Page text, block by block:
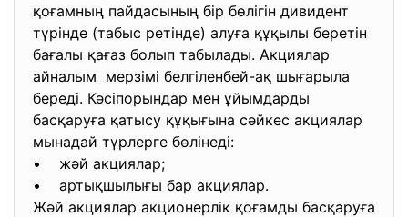
қоғамның пайдасының бір бөлігін дивидент
түрінде (табыс ретінде) алуға құқылы беретін
бағалы қағаз болып табылады. Акциялар
айналым мерзімі белгіленбей-ақ шығарыла
береді. Кәсіпорындар мен ұйымдарды
басқаруға қатысу құқығына сәйкес акциялар
мынадай түрлерге бөлінеді:
• жәй акциялар;
• артықшылығы бар акциялар.
Жәй акциялар акционерлік қоғамды басқаруға